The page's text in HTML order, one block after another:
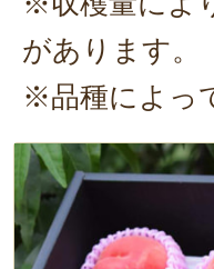
があります。
※品種によっ